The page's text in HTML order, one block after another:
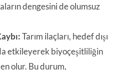
dengesini de olumsuz
Tarım ilaçları, hedef dışı
etkileyerek biyoçeşitliliğin
olur. Bu durum,